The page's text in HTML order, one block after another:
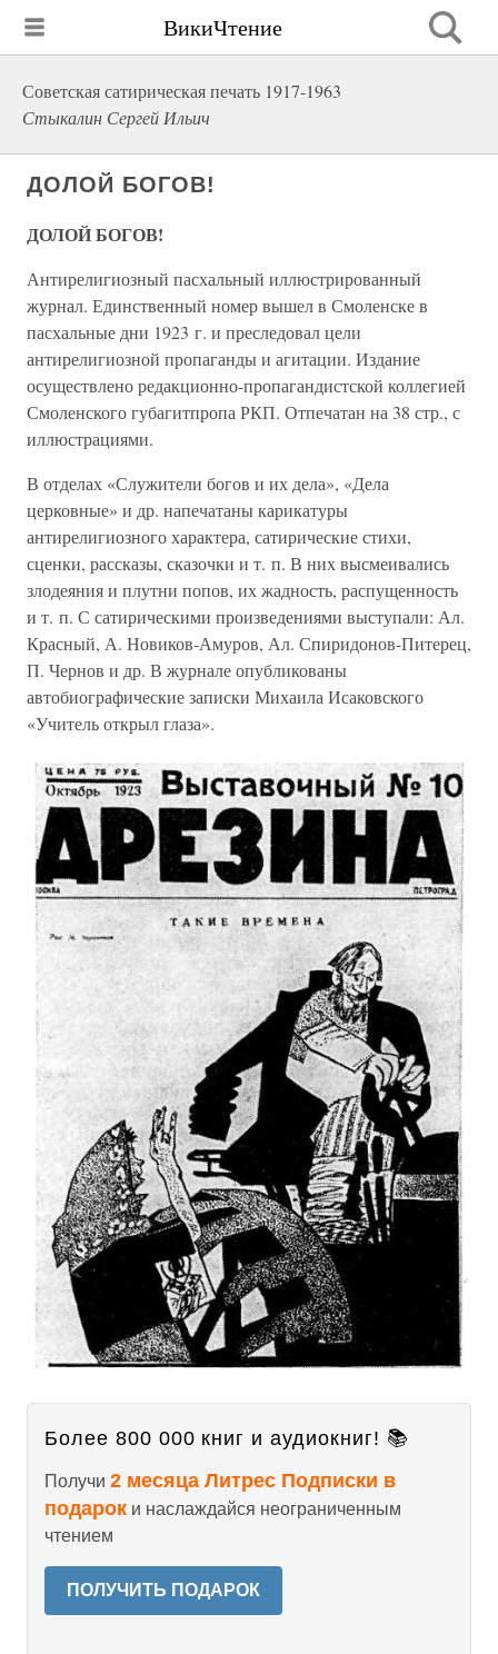
ВикиЧтение
Советская сатирическая печать 1917-1963
Стыкалин Сергей Ильич
ДОЛОЙ БОГОВ!
ДОЛОЙ БОГОВ!
Антирелигиозный пасхальный иллюстрированный
журнал. Единственный номер вышел в Смоленске в
пасхальные дни 1923 г. и преследовал цели
антирелигиозной пропаганды и агитации. Издание
осуществлено редакционно-пропагандистской коллегией
Смоленского губагитпропа РКП. Отпечатан на 38 стр., с
иллюстрациями.
В отделах «Служители богов и их дела», «Дела
церковные» и др. напечатаны карикатуры
антирелигиозного характера, сатирические стихи,
сценки, рассказы, сказочки и т. п. В них высмеивались
злодеяния и плутни попов, их жадность, распущенность
и т. п. С сатирическими произведениями выступали: Ал.
Красный, А. Новиков-Амуров, Ал. Спиридонов-Питерец,
П. Чернов и др. В журнале опубликованы
автобиографические записки Михаила Исаковского
«Учитель открыл глаза».
Более 800 000 книг и аудиокниг! 📚
Получи 2 месяца Литрес Подписки в
подарок и наслаждайся неограниченным
чтением
ПОЛУЧИТЬ ПОДАРОК